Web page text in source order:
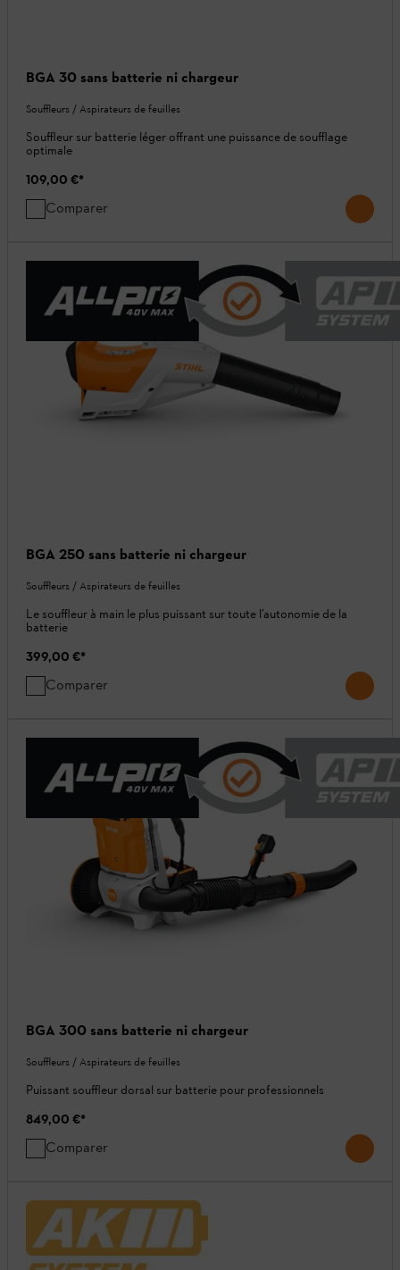
BGA 30 sans batterie ni chargeur
Souffleurs / Aspirateurs de feuilles
Souffleur sur batterie léger offrant une puissance de soufflage
optimale
109,00 €*
Comparer
BGA 250 sans batterie ni chargeur
Souffleurs / Aspirateurs de feuilles
Le souffleur à main le plus puissant sur toute l’autonomie de la
batterie
399,00 €*
Comparer
BGA 300 sans batterie ni chargeur
Souffleurs / Aspirateurs de feuilles
Puissant souffleur dorsal sur batterie pour professionnels
849,00 €*
Comparer